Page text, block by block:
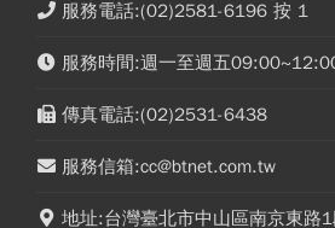
服務電話:(02)2581-6196 按 1
服務時間:週一至週五
傳真電話:(02)2531-6438
服務信箱:cc@btnet.com.tw
地址:台灣臺北市中山區南京東路